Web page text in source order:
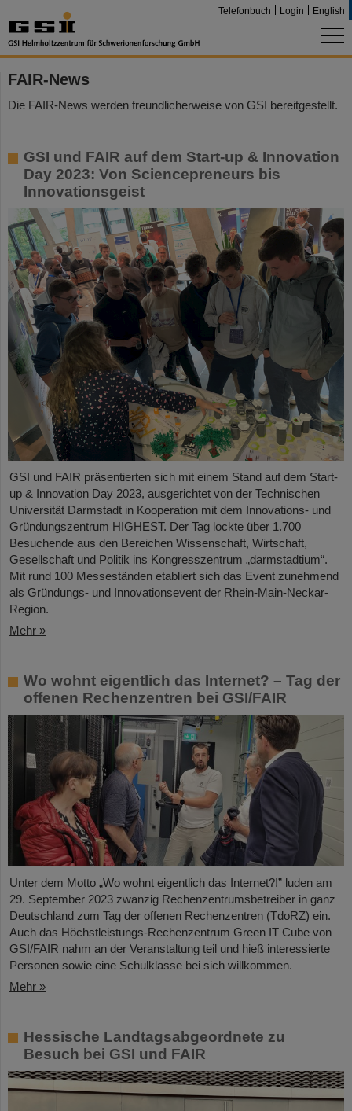
Telefonbuch Login English
FAIR-News
Die FAIR-News werden freundlicherweise von GSI bereitgestellt.
GSI und FAIR auf dem Start-up & Innovation
Day 2023: Von Sciencepreneurs bis
Innovationsgeist
GSI und FAIR präsentierten sich mit einem Stand auf dem Start-
up & Innovation Day 2023, ausgerichtet von der Technischen
Universität Darmstadt in Kooperation mit dem Innovations- und
Gründungszentrum HIGHEST. Der Tag lockte über 1.700
Besuchende aus den Bereichen Wissenschaft, Wirtschaft,
Gesellschaft und Politik ins Kongresszentrum „darmstadtium“.
Mit rund 100 Messeständen etabliert sich das Event zunehmend
als Gründungs- und Innovationsevent der Rhein-Main-Neckar-
Region.
Mehr »
Wo wohnt eigentlich das Internet? – Tag der
offenen Rechenzentren bei GSI/FAIR
Unter dem Motto „Wo wohnt eigentlich das Internet?!” luden am
29. September 2023 zwanzig Rechenzentrumsbetreiber in ganz
Deutschland zum Tag der offenen Rechenzentren (TdoRZ) ein.
Auch das Höchstleistungs-Rechenzentrum Green IT Cube von
GSI/FAIR nahm an der Veranstaltung teil und hieß interessierte
Personen sowie eine Schulklasse bei sich willkommen.
Mehr »
Hessische Landtagsabgeordnete zu
Besuch bei GSI und FAIR